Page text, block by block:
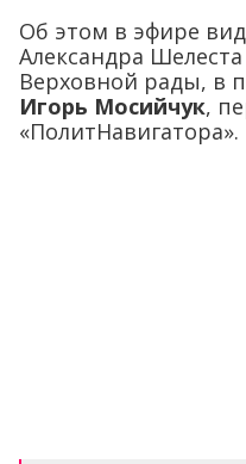
Об этом в эфире
Александра Шелеста
Верховной рады, в
Игорь Мосийчук,
«ПолитНавигатора».